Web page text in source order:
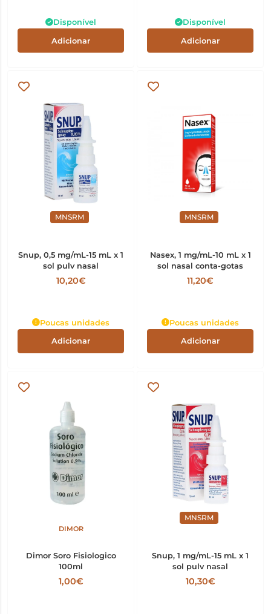
Disponível
Adicionar
Disponível
Adicionar
MNSRM
Snup, 0,5 mg/mL-15 mL x 1
sol pulv nasal
10,20€
Poucas unidades
Adicionar
MNSRM
Nasex, 1 mg/mL-10 mL x 1
sol nasal conta-gotas
11,20€
Poucas unidades
Adicionar
DIMOR
Dimor Soro Fisiologico
100ml
1,00€
MNSRM
Snup, 1 mg/mL-15 mL x 1
sol pulv nasal
10,30€